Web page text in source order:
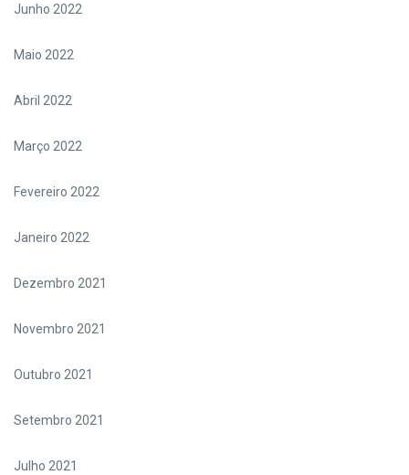
Junho 2022
Maio 2022
Abril 2022
Março 2022
Fevereiro 2022
Janeiro 2022
Dezembro 2021
Novembro 2021
Outubro 2021
Setembro 2021
Julho 2021